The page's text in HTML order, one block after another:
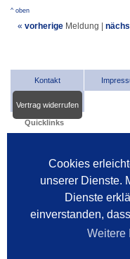
Cookies
unserer Dienste.
Dienste
einverstanden,
Weitere
^ oben
« vorherige Meldung
Kontakt
Vertrag widerrufen
Quicklinks
INDat.extra
Dienstleister im Internet